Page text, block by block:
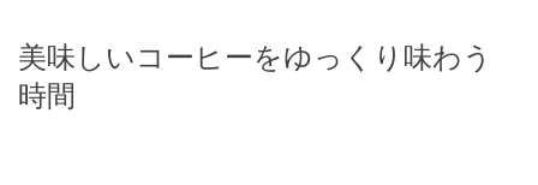
美味しいコーヒーをゆっくり味わう
時間